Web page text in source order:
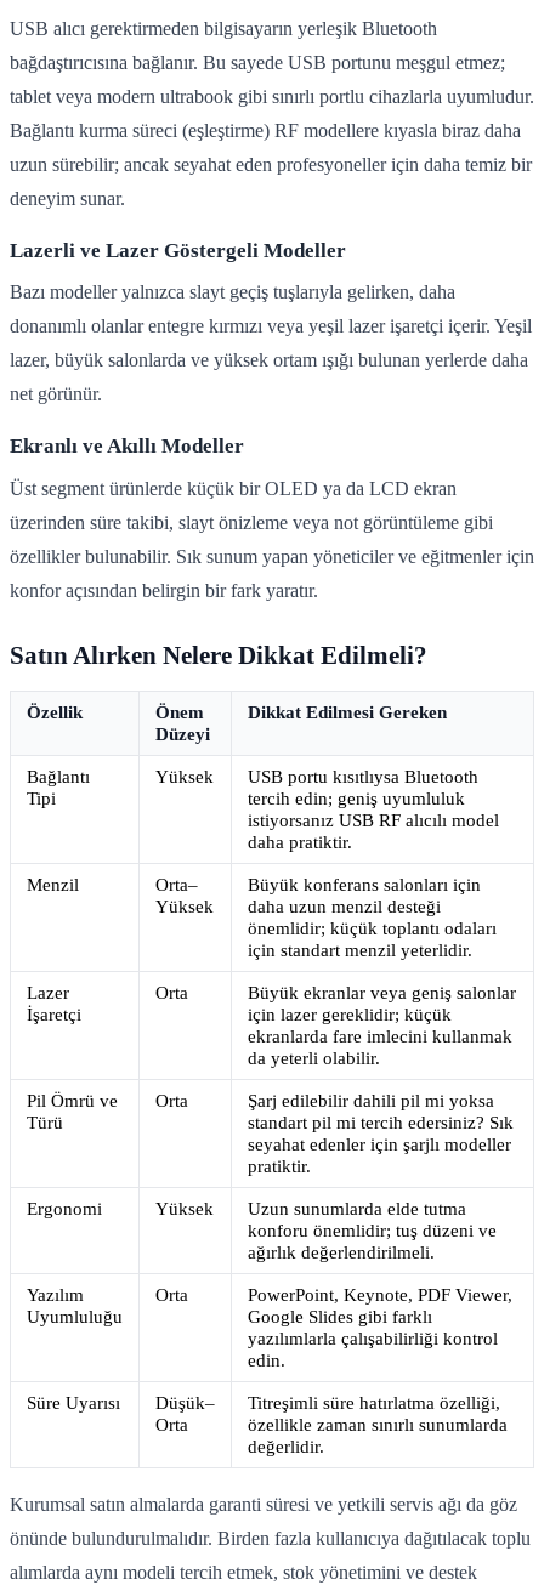
USB alıcı gerektirmeden bilgisayarın yerleşik Bluetooth
bağdaştırıcısına bağlanır. Bu sayede USB portunu meşgul etmez;
tablet veya modern ultrabook gibi sınırlı portlu cihazlarla uyumludur.
Bağlantı kurma süreci (eşleştirme) RF modellere kıyasla biraz daha
uzun sürebilir; ancak seyahat eden profesyoneller için daha temiz bir
deneyim sunar.
Lazerli ve Lazer Göstergeli Modeller
Bazı modeller yalnızca slayt geçiş tuşlarıyla gelirken, daha
donanımlı olanlar entegre kırmızı veya yeşil lazer işaretçi içerir. Yeşil
lazer, büyük salonlarda ve yüksek ortam ışığı bulunan yerlerde daha
net görünür.
Ekranlı ve Akıllı Modeller
Üst segment ürünlerde küçük bir OLED ya da LCD ekran
üzerinden süre takibi, slayt önizleme veya not görüntüleme gibi
özellikler bulunabilir. Sık sunum yapan yöneticiler ve eğitmenler için
konfor açısından belirgin bir fark yaratır.
Satın Alırken Nelere Dikkat Edilmeli?
Özellik
Önem
Düzeyi
Dikkat Edilmesi Gereken
Bağlantı
Tipi
Yüksek
USB portu kısıtlıysa Bluetooth
tercih edin; geniş uyumluluk
istiyorsanız USB RF alıcılı model
daha pratiktir.
Menzil
Orta–
Yüksek
Büyük konferans salonları için
daha uzun menzil desteği
önemlidir; küçük toplantı odaları
için standart menzil yeterlidir.
Lazer
İşaretçi
Orta
Büyük ekranlar veya geniş salonlar
için lazer gereklidir; küçük
ekranlarda fare imlecini kullanmak
da yeterli olabilir.
Pil Ömrü ve
Türü
Orta
Şarj edilebilir dahili pil mi yoksa
standart pil mi tercih edersiniz? Sık
seyahat edenler için şarjlı modeller
pratiktir.
Ergonomi Yüksek
Uzun sunumlarda elde tutma
konforu önemlidir; tuş düzeni ve
ağırlık değerlendirilmeli.
Yazılım
Uyumluluğu
Orta
PowerPoint, Keynote, PDF Viewer,
Google Slides gibi farklı
yazılımlarla çalışabilirliği kontrol
edin.
Süre Uyarısı
Düşük–
Orta
Titreşimli süre hatırlatma özelliği,
özellikle zaman sınırlı sunumlarda
değerlidir.
Kurumsal satın almalarda garanti süresi ve yetkili servis ağı da göz
önünde bulundurulmalıdır. Birden fazla kullanıcıya dağıtılacak toplu
alımlarda aynı modeli tercih etmek, stok yönetimini ve destek